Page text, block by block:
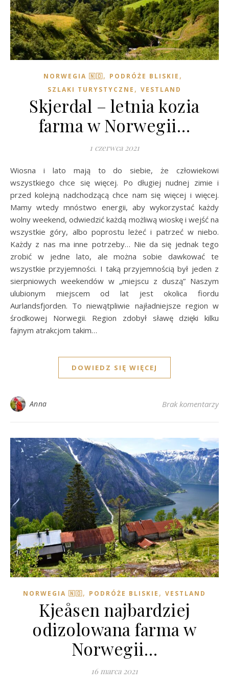
NORWEGIA 🇳🇴, PODRÓŻE BLISKIE ,
SZLAKI TURYSTYCZNE , VESTLAND
Skjerdal – letnia kozia
farma w Norwegii…
1 czerwca 2021
Wiosna i lato mają to do siebie, że człowiekowi
wszystkiego chce się więcej. Po długiej nudnej zimie i
przed kolejną nadchodzącą chce nam się więcej i więcej.
Mamy wtedy mnóstwo energii, aby wykorzystać każdy
wolny weekend, odwiedzić każdą możliwą wioskę i wejść na
wszystkie góry, albo poprostu leżeć i patrzeć w niebo.
Każdy z nas ma inne potrzeby… Nie da się jednak tego
zrobić w jedne lato, ale można sobie dawkować te
wszystkie przyjemności. I taką przyjemnością był jeden z
sierpniowych weekendów w „miejscu z duszą” Naszym
ulubionym miejscem od lat jest okolica fiordu
Aurlandsfjorden. To niewątpliwie najładniejsze region w
środkowej Norwegii. Region zdobył sławę dzięki kilku
fajnym atrakcjom takim…
DOWIEDZ SIĘ WIĘCEJ
Anna Brak komentarzy
NORWEGIA 🇳🇴, PODRÓŻE BLISKIE , VESTLAND
Kjeåsen najbardziej
odizolowana farma w
Norwegii…
16 marca 2021